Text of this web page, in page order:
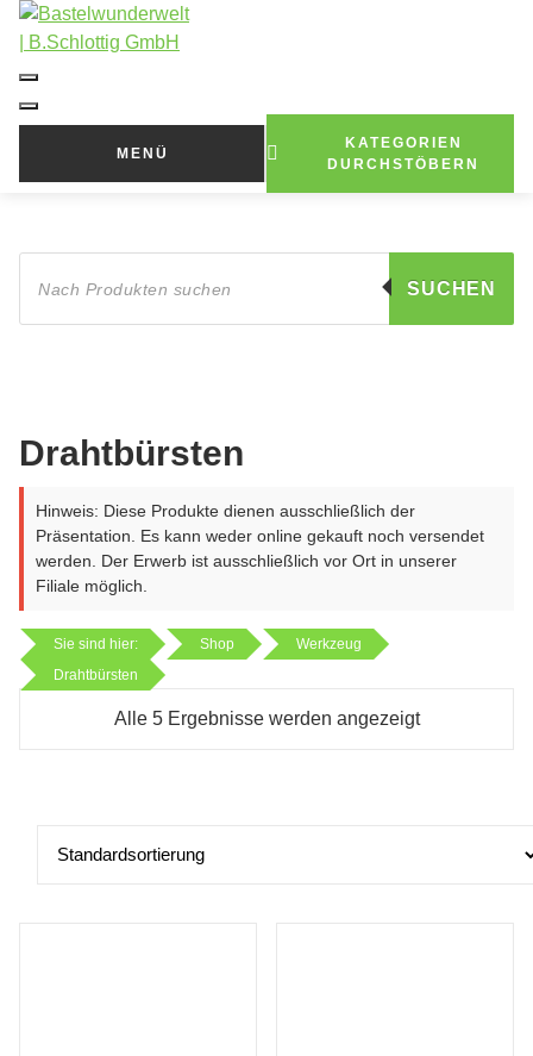
Zum
Inhalt
springen
MENÜ
KATEGORIEN
DURCHSTÖBERN
Products
search
SUCHEN
Drahtbürsten
Hinweis: Diese Produkte dienen ausschließlich der
Präsentation. Es kann weder online gekauft noch versendet
werden. Der Erwerb ist ausschließlich vor Ort in unserer
Filiale möglich.
Alle 5 Ergebnisse werden angezeigt
Sie sind hier: Shop
Werkzeug
Drahtbürsten